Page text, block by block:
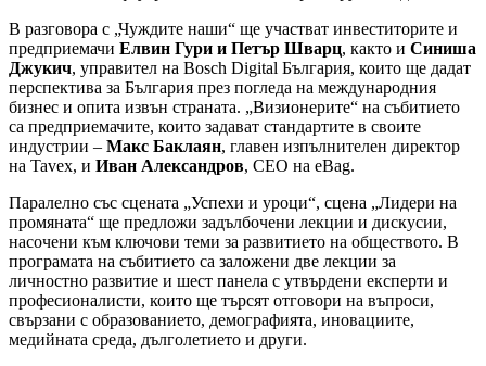
В разговора с „Чуждите наши“ ще участват инвеститорите и
предприемачи Елвин Гури и Петър Шварц, както и Синиша
Джукич, управител на Bosch Digital България, които ще дадат
перспектива за България през погледа на международния
бизнес и опита извън страната. „Визионерите“ на събитието
са предприемачите, които задават стандартите в своите
индустрии – Макс Баклаян, главен изпълнителен директор
на Tavex, и Иван Александров, CEO на eBag.
Паралелно със сцената „Успехи и уроци“, сцена „Лидери на
промяната“ ще предложи задълбочени лекции и дискусии,
насочени към ключови теми за развитието на обществото. В
програмата на събитието са заложени две лекции за
личностно развитие и шест панела с утвърдени експерти и
професионалисти, които ще търсят отговори на въпроси,
свързани с образованието, демографията, иновациите,
медийната среда, дълголетието и други.